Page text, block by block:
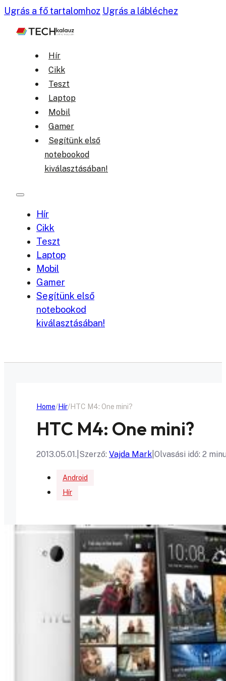
Ugrás a fő tartalomhoz Ugrás a lábléchez
Hír
Cikk
Teszt
Laptop
Mobil
Gamer
Segítünk első
notebookod
kiválasztásában!
Hír
Cikk
Teszt
Laptop
Mobil
Gamer
Segítünk első
notebookod
kiválasztásában!
Home Hír HTC M4: One mini?
HTC M4: One mini?
2013.05.01. Szerző: Vajda Mark Olvasási idő: 2
Android
Hír